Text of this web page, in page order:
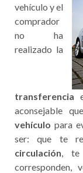
vehículo y el
comprador
no ha
realizado la
transferencia
aconsejable
vehículo para
ser: que te
circulación, te
corresponden,